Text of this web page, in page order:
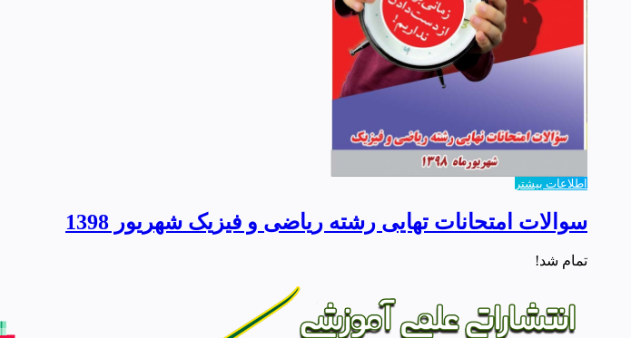
اطلاعات بیشتر
سوالات امتحانات تهایی رشته ریاضی و فیزیک شهریور 1398
تمام شد!